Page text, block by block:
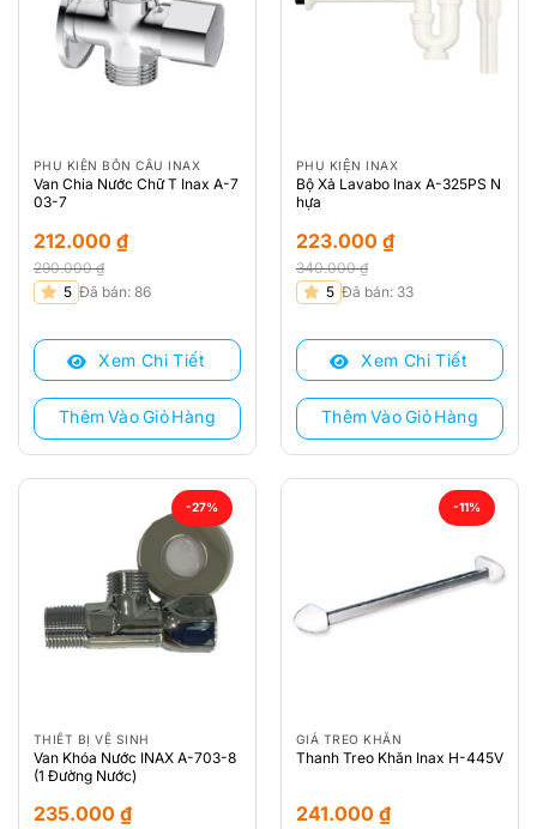
PHỤ KIỆN BỒN CẦU INAX
Van Chia Nước Chữ T Inax A-7
03-7
290.000₫
Giá
là:
290.000 ₫.
212.000 ₫
Giá
tại
212.000 ₫.
5 Đã bán: 86
Xem Chi Tiết
Thêm Vào Giỏ Hàng
PHỤ KIỆN INAX
Bộ Xả Lavabo Inax A-325PS N
hựa
340.000₫
Giá
là:
340.000 ₫.
223.000 ₫
Giá
tại
223.000 ₫.
5 Đã bán: 33
Xem Chi Tiết
Thêm Vào Giỏ Hàng
-27%
THIẾT BỊ VỆ SINH
Van Khóa Nước INAX A-703-8
(1 Đường Nước)
235.000 ₫
-11%
GIÁ TREO KHĂN
Thanh Treo Khăn Inax H-445V
241.000 ₫